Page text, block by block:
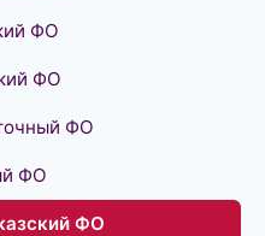
ФО
ФО
ФО
ФО
ФО